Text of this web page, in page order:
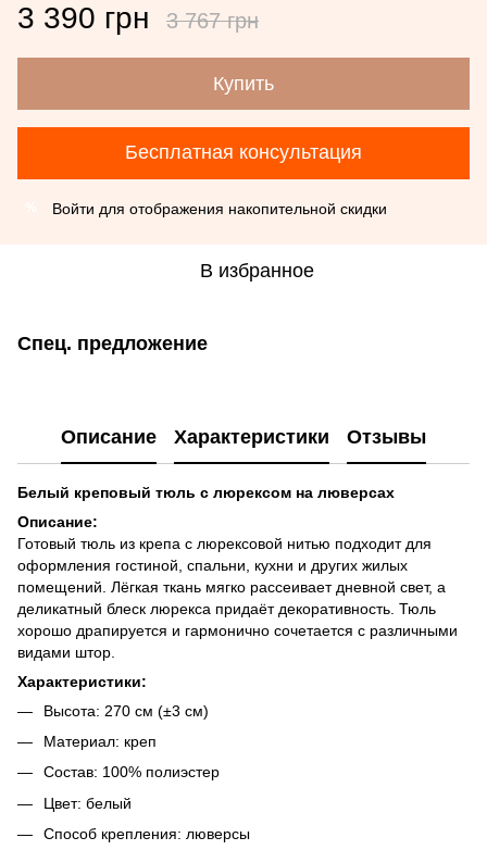
3 390 грн 3 767 грн
Купить
Бесплатная консультация
Войти для отображения накопительной скидки
В избранное
Спец. предложение
Описание Характеристики Отзывы
Белый креповый тюль с люрексом на люверсах
Описание:
Готовый тюль из крепа с люрексовой нитью подходит для
оформления гостиной, спальни, кухни и других жилых
помещений. Лёгкая ткань мягко рассеивает дневной свет, а
деликатный блеск люрекса придаёт декоративность. Тюль
хорошо драпируется и гармонично сочетается с различными
видами штор.
Характеристики:
Высота: 270 см (±3 см)
Материал: креп
Состав: 100% полиэстер
Цвет: белый
Способ крепления: люверсы